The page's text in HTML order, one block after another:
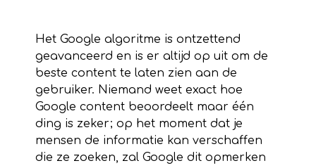
Het Google algoritme is ontzettend
geavanceerd en is er altijd op uit om de
beste content te laten zien aan de
gebruiker. Niemand weet exact hoe
Google content beoordeelt maar één
ding is zeker; op het moment dat je
mensen de informatie kan verschaffen
die ze zoeken, zal Google dit opmerken